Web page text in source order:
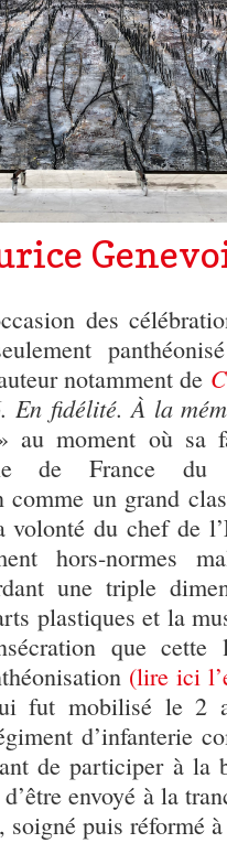
des
notamment de
En fidélité. À la
au moment où sa
de France
un grand
volonté du chef de
hors-normes
une triple
plastiques et la
que cette
(lire ici
fut mobilisé le 2
d’infanterie
de participer à la
envoyé à la
soigné puis réformé